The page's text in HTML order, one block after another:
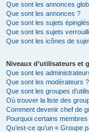
Que sont les annonces
Que sont les annonces ?
Que sont les sujets
Que sont les sujets
Que sont les icônes de
Niveaux d’utilisateurs et
Que sont les
Que sont les modérateurs ?
Que sont les groupes
Où trouver la liste des
Comment devenir chef de
Pourquoi certains
Qu’est-ce qu’un « Groupe